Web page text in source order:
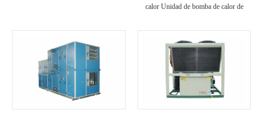
calor Unidad de bomba de calor de